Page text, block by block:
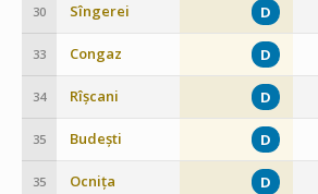
30 Sîngerei D
33 Congaz D
34 Rîșcani D
35 Budești D
35 Ocnița D